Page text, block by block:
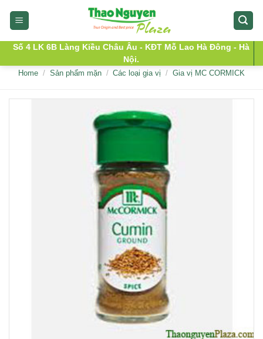
Số 4 LK 6B Làng Kiều Châu Âu - KĐT Mỗ Lao Hà Đông - Hà
Nội.
Home / Sản phẩm mặn / Các loại gia vị / Gia vị MC CORMICK